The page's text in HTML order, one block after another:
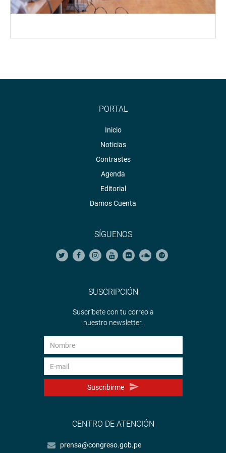
PORTAL
Inicio
Noticias
Contrastes
Agenda
Editorial
Damos Cuenta
SÍGUENOS
SUSCRIPCIÓN
Suscríbete con tu correo a
nuestro newsletter.
Suscribirme
CENTRO DE ATENCIÓN
prensa@congreso.gob.pe